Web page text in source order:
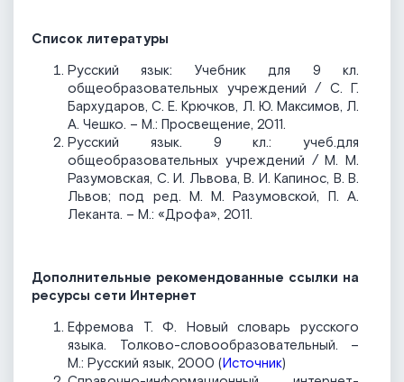
Список литературы
Русский язык: Учебник для 9 кл.
общеобразовательных учреждений / С. Г.
Бархударов, С. Е. Крючков, Л. Ю. Максимов, Л.
А. Чешко. – М.: Просвещение, 2011.
Русский язык. 9 кл.: учеб.для
общеобразовательных учреждений / М. М.
Разумовская, С. И. Львова, В. И. Капинос, В. В.
Львов; под ред. М. М. Разумовской, П. А.
Леканта. – М.: «Дрофа», 2011.
Дополнительные рекомендованные ссылки на
ресурсы сети Интернет
Ефремова Т. Ф. Новый словарь русского
языка. Толково-словообразовательный. –
М.: Русский язык, 2000 (Источник)